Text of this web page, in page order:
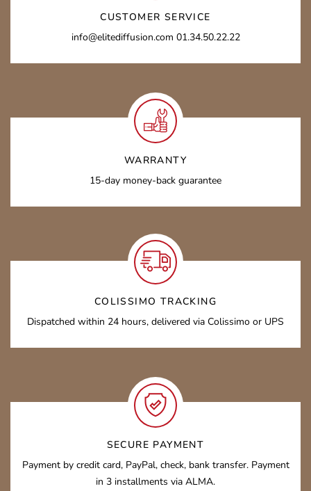
CUSTOMER SERVICE
info@elitediffusion.com 01.34.50.22.22
WARRANTY
15-day money-back guarantee
COLISSIMO TRACKING
Dispatched within 24 hours, delivered via Colissimo or UPS
SECURE PAYMENT
Payment by credit card, PayPal, check, bank transfer. Payment
in 3 installments via ALMA.